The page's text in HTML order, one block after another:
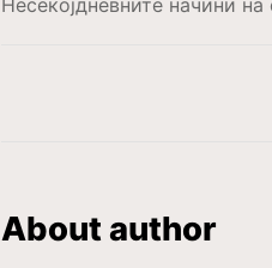
Несекојдневните начини
About author